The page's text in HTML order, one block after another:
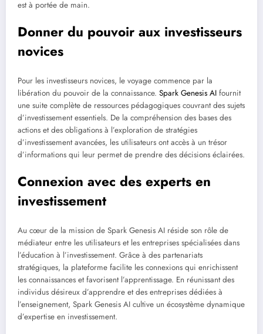
est à portée de main.
Donner du pouvoir aux investisseurs
novices
Pour les investisseurs novices, le voyage commence par la
libération du pouvoir de la connaissance. Spark Genesis AI fournit
une suite complète de ressources pédagogiques couvrant des sujets
d’investissement essentiels. De la compréhension des bases des
actions et des obligations à l’exploration de stratégies
d’investissement avancées, les utilisateurs ont accès à un trésor
d’informations qui leur permet de prendre des décisions éclairées.
Connexion avec des experts en
investissement
Au cœur de la mission de Spark Genesis AI réside son rôle de
médiateur entre les utilisateurs et les entreprises spécialisées dans
l’éducation à l’investissement. Grâce à des partenariats
stratégiques, la plateforme facilite les connexions qui enrichissent
les connaissances et favorisent l’apprentissage. En réunissant des
individus désireux d’apprendre et des entreprises dédiées à
l’enseignement, Spark Genesis AI cultive un écosystème dynamique
d’expertise en investissement.